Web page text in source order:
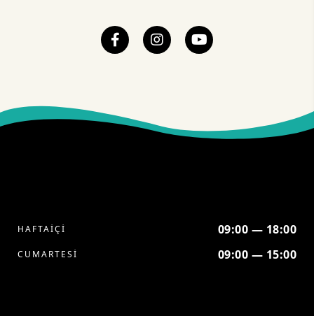
HAFTAİÇİ 09:00 — 18:00
CUMARTESİ 09:00 — 15:00